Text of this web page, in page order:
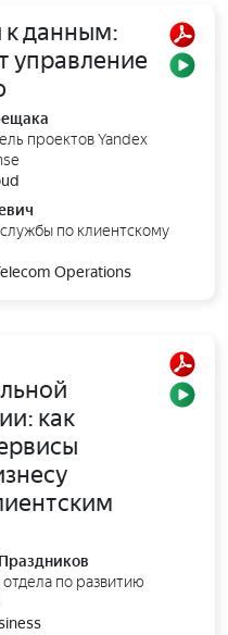
к данным:
управление
проектов Yandex
по клиентскому
Operations
как
по развитию